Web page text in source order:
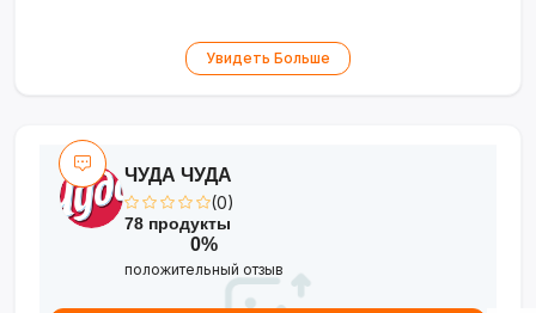
Увидеть Больше
ЧУДА ЧУДА
(0)
78 продукты
0%
положительный отзыв